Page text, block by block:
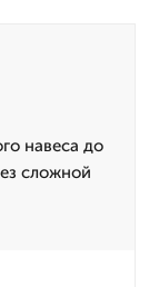
навеса до
сложной